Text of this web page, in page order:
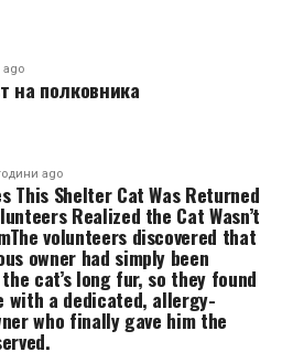
ago
на полковника
ago
This Shelter Cat Was Returned
Realized the Cat Wasn’t
volunteers discovered that
owner had simply been
cat’s long fur, so they found
with a dedicated, allergy-
who finally gave him the